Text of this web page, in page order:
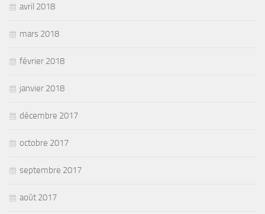
avril 2018
mars 2018
février 2018
janvier 2018
décembre 2017
octobre 2017
septembre 2017
août 2017